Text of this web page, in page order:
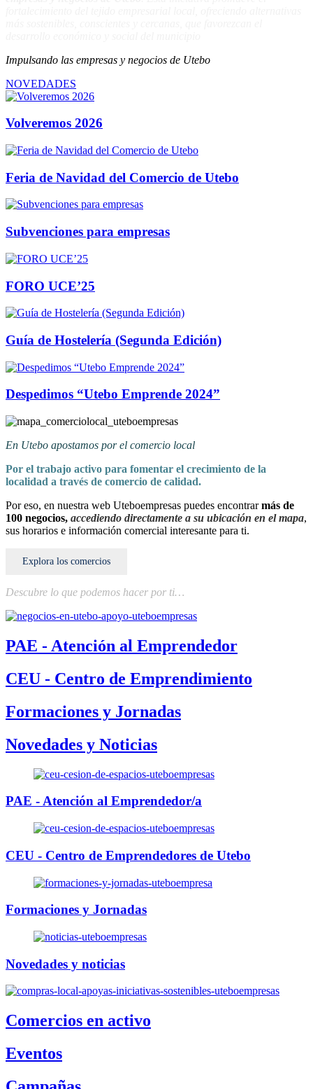
Impulsando las empresas y negocios de Utebo
NOVEDADES
Volveremos 2026
Feria de Navidad del Comercio de Utebo
Subvenciones para empresas
FORO UCE’25
Guía de Hostelería (Segunda Edición)
Despedimos “Utebo Emprende 2024”
En Utebo apostamos por el comercio local
Por el trabajo activo para fomentar el crecimiento de la
localidad a través de comercio de calidad.
Por eso, en nuestra web Uteboempresas puedes encontrarmás de
100 negocios, accediendo directamente a su ubicación en el mapa,
sus horarios e información comercial interesante para ti.
Explora los comercios
Descubre lo que podemos hacer por ti…
PAE - Atención al Emprendedor
CEU - Centro de Emprendimiento
Formaciones y Jornadas
Novedades y Noticias
PAE - Atención al Emprendedor/a
CEU - Centro de Emprendedores de Utebo
Formaciones y Jornadas
Novedades y noticias
Comercios en activo
Eventos